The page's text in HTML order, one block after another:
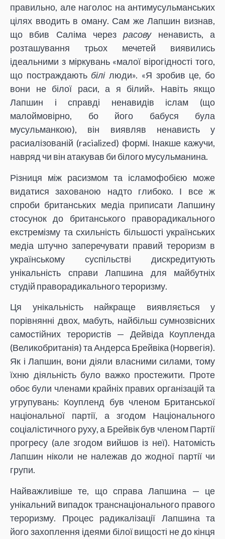
правильно, але наголос на антимусульманських
цілях вводить в оману. Сам же Лапшин визнав,
що вбив Саліма черезрасовуненависть, а
розташування трьох мечетей виявились
ідеальними з міркувань «малої вірогідності того,
що постраждають білілюди». «Я зробив це, бо
вони не білої раси, а я білий». Навіть якщо
Лапшин і справді ненавидів іслам (що
малоймовірно, бо його бабуся була
мусульманкою), він виявляв ненависть у
расиалізованій (racialized) формі. Інакше кажучи,
навряд чи він атакував би білого мусульманина.
Різниця між расизмом та ісламофобією може
видатися захованою надто глибоко. І все ж
спроби британських медіа приписати Лапшину
стосунок до британського праворадикального
екстремізму та схильність більшості українських
медіа штучно заперечувати правий тероризм в
українському суспільстві дискредитують
унікальність справи Лапшина для майбутніх
студій праворадикального тероризму.
Ця унікальність найкраще виявляється у
порівнянні двох, мабуть, найбільш сумнозвісних
самостійних терористів — Дейвіда Коупленда
(Великобританія) та Андерса Брейвіка (Норвегія).
Як і Лапшин, вони діяли власними силами, тому
їхню діяльність було важко простежити. Проте
обоє були членами крайніх правих організацій та
угрупувань: Коупленд був членом Британської
національної партії, а згодом Національного
соціалістичного руху, а Брейвік був членом Партії
прогресу (але згодом вийшов із неї). Натомість
Лапшин ніколи не належав до жодної партії чи
групи.
Найважливіше те, що справа Лапшина — це
унікальний випадок транснаціонального правого
тероризму. Процес радикалізації Лапшина та
його захоплення ідеями білої вищості не до кінця